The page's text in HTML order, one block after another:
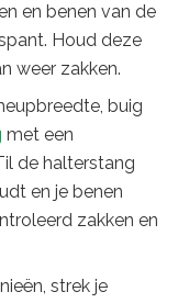
en benen van de
Houd deze
weer zakken.
buig
met een
de halterstang
en je benen
zakken en
strek je